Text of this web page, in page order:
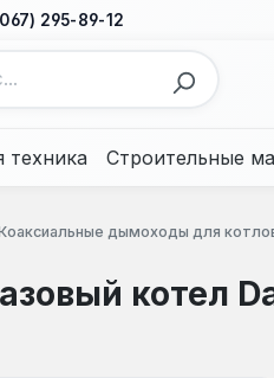
295-89-12
техника Строительные
дымоходы для
котел